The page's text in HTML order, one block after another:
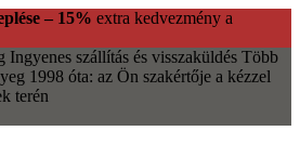
– 15% extra kedvezmény a
Ingyenes szállítás és visszaküldés Több
1998 óta: az Ön szakértője a kézzel
terén